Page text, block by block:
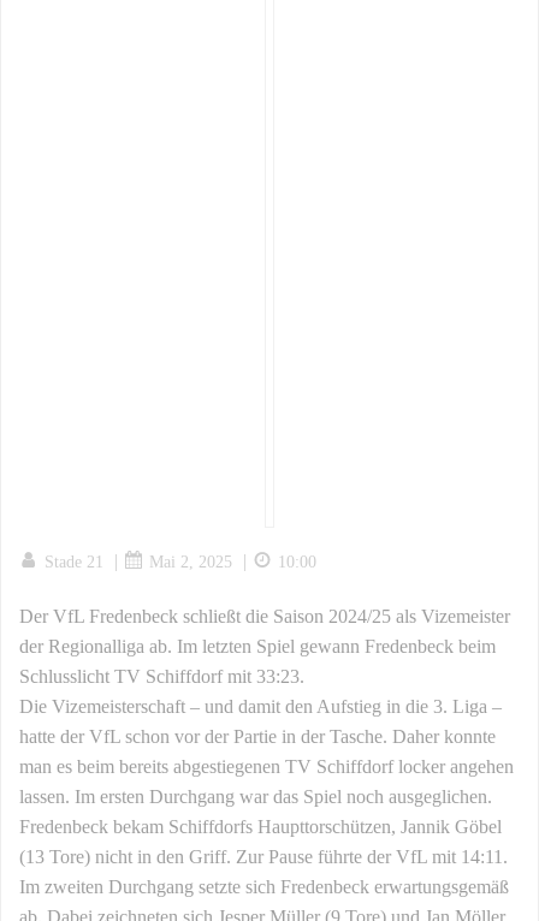
Stade 21 | Mai 2, 2025 | 10:00
Der VfL Fredenbeck schließt die Saison 2024/25 als Vizemeister
der Regionalliga ab. Im letzten Spiel gewann Fredenbeck beim
Schlusslicht TV Schiffdorf mit 33:23.
Die Vizemeisterschaft – und damit den Aufstieg in die 3. Liga –
hatte der VfL schon vor der Partie in der Tasche. Daher konnte
man es beim bereits abgestiegenen TV Schiffdorf locker angehen
lassen. Im ersten Durchgang war das Spiel noch ausgeglichen.
Fredenbeck bekam Schiffdorfs Haupttorschützen, Jannik Göbel
(13 Tore) nicht in den Griff. Zur Pause führte der VfL mit 14:11.
Im zweiten Durchgang setzte sich Fredenbeck erwartungsgemäß
ab. Dabei zeichneten sich Jesper Müller (9 Tore) und Jan Möller